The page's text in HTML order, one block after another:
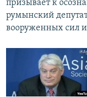
призывает к
румынский
вооруженных сил и